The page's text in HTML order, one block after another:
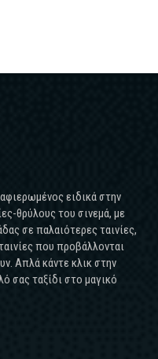
ειδικά στην
θρύλους του σινεμά, με
σε παλαιότερες ταινίες,
που προβάλλονται
Απλά κάντε κλικ στην
σας ταξίδι στο μαγικό